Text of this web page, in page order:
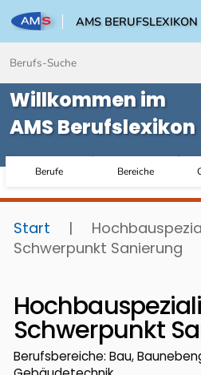
AMS BERUFSLEXIKON
Willkommen im
AMS Berufslexikon
Berufe Bereiche
Start |
Schwerpunkt Sanierung
Schwerpunkt
Berufsbereiche: Bau,